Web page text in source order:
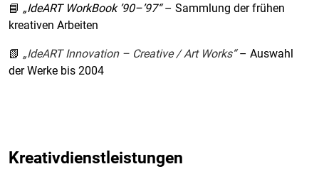
📘 „IdeART WorkBook ’90–’97“– Sammlung der frühen
kreativen Arbeiten
📗 „IdeART Innovation – Creative / Art Works“– Auswahl
der Werke bis 2004
Kreativdienstleistungen